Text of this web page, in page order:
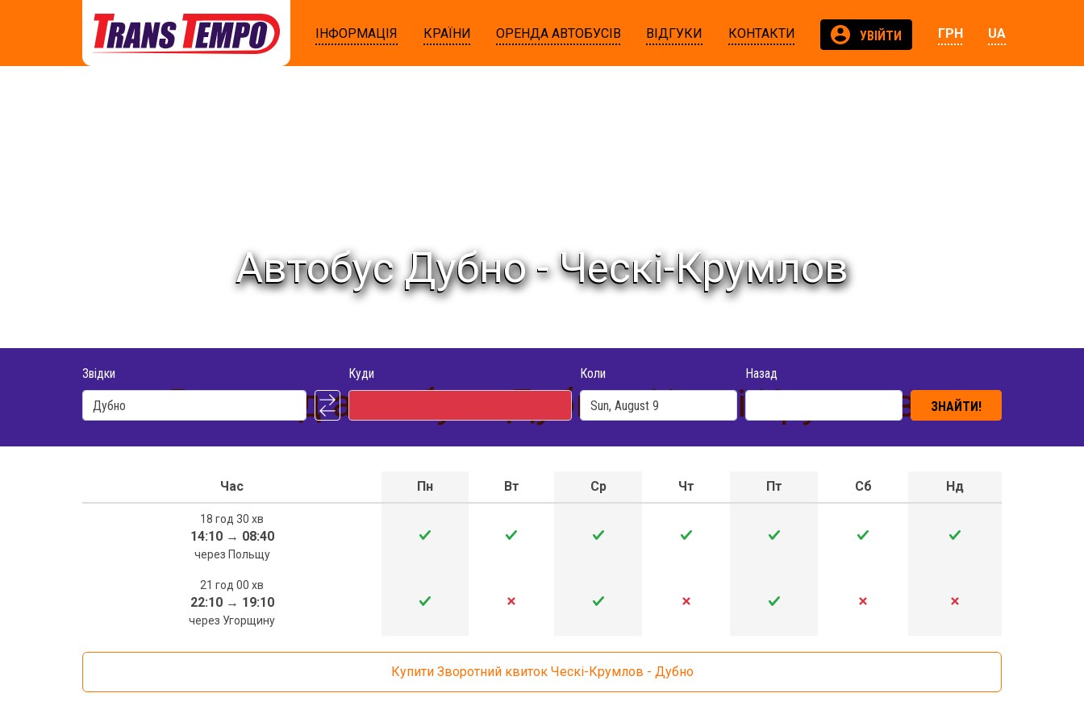
ІНФОРМАЦІЯ КРАЇНИ ОРЕНДА АВТОБУСІВ ВІДГУКИ КОНТАКТИ УВІЙТИ ГРН UA
Автобус Дубно - Ческі-Крумлов
Звідки Куди Коли Назад
ЗНАЙТИ!
Розклад автобуса Дубно - Ческі-Крумлов
Час Пн Вт Ср Чт Пт Сб Нд
18 год 30 хв
14:10→ 08:40
через Польщу
21 год 00 хв
22:10→ 19:10
через Угорщину
Купити Зворотний квиток Ческі-Крумлов - Дубно